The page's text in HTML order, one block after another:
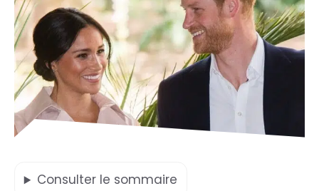
Consulter le sommaire